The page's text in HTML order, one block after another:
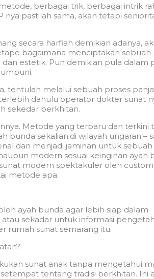
berbagai trik, berbagai intrik
pastilah sama, akan tetapi
secara harfiah demikian adanya,
bagaimana menciptakan sebuah
estetik. Pun demikian pula dalam
tentulah melalui sebuah proses
dahulu operator dokter sunat
sekedar berkhitan.
Metode yang terbaru dan terkini
bunda sekalian.di wilayah ungaran –
dan menjadi jaminan untuk
modern sesuai keinginan ayah
modern spektakuler oleh
metode apa.
ayah bunda agar lebih siap dalam
sekadar untuk informasi
rumah sunat semarang itu.
sunat anak tanpa mengetahui
tentang tradisi berkhitan. Ini